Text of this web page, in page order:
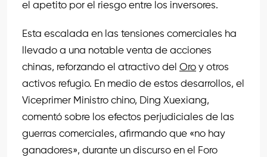
el apetito por el riesgo entre los inversores.
Esta escalada en las tensiones comerciales ha
llevado a una notable venta de acciones
chinas, reforzando el atractivo del Oro y otros
activos refugio. En medio de estos desarrollos, el
Viceprimer Ministro chino, Ding Xuexiang,
comentó sobre los efectos perjudiciales de las
guerras comerciales, afirmando que «no hay
ganadores», durante un discurso en el Foro